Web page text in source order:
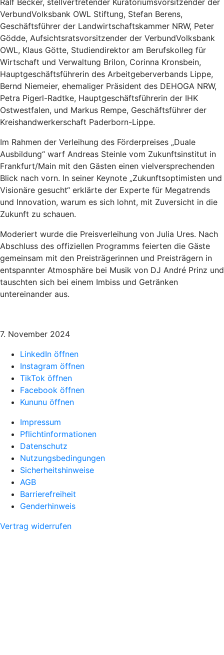
Ralf Becker, stellvertretender Kuratoriumsvorsitzender der
VerbundVolksbank OWL Stiftung, Stefan Berens,
Geschäftsführer der Landwirtschaftskammer NRW, Peter
Gödde, Aufsichtsratsvorsitzender der VerbundVolksbank
OWL, Klaus Götte, Studiendirektor am Berufskolleg für
Wirtschaft und Verwaltung Brilon, Corinna Kronsbein,
Hauptgeschäftsführerin des Arbeitgeberverbands Lippe,
Bernd Niemeier, ehemaliger Präsident des DEHOGA NRW,
Petra Pigerl-Radtke, Hauptgeschäftsführerin der IHK
Ostwestfalen, und Markus Rempe, Geschäftsführer der
Kreishandwerkerschaft Paderborn-Lippe.
Im Rahmen der Verleihung des Förderpreises „Duale
Ausbildung“ warf Andreas Steinle vom Zukunftsinstitut in
Frankfurt/Main mit den Gästen einen vielversprechenden
Blick nach vorn. In seiner Keynote „Zukunftsoptimisten und
Visionäre gesucht“ erklärte der Experte für Megatrends
und Innovation, warum es sich lohnt, mit Zuversicht in die
Zukunft zu schauen.
Moderiert wurde die Preisverleihung von Julia Ures. Nach
Abschluss des offiziellen Programms feierten die Gäste
gemeinsam mit den Preisträgerinnen und Preisträgern in
entspannter Atmosphäre bei Musik von DJ André Prinz und
tauschten sich bei einem Imbiss und Getränken
untereinander aus.
7. November 2024
LinkedIn öffnen
Instagram öffnen
TikTok öffnen
Facebook öffnen
Kununu öffnen
Impressum
Pflichtinformationen
Datenschutz
Nutzungsbedingungen
Sicherheitshinweise
AGB
Barrierefreiheit
Genderhinweis
Vertrag widerrufen